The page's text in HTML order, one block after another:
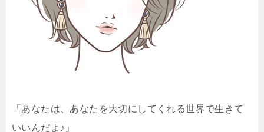
「あなたは、あなたを大切にしてくれる世界で生きて
いいんだよ♪」